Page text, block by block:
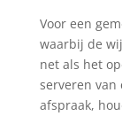
Voor een
waarbij de
net als het
serveren van
afspraak,